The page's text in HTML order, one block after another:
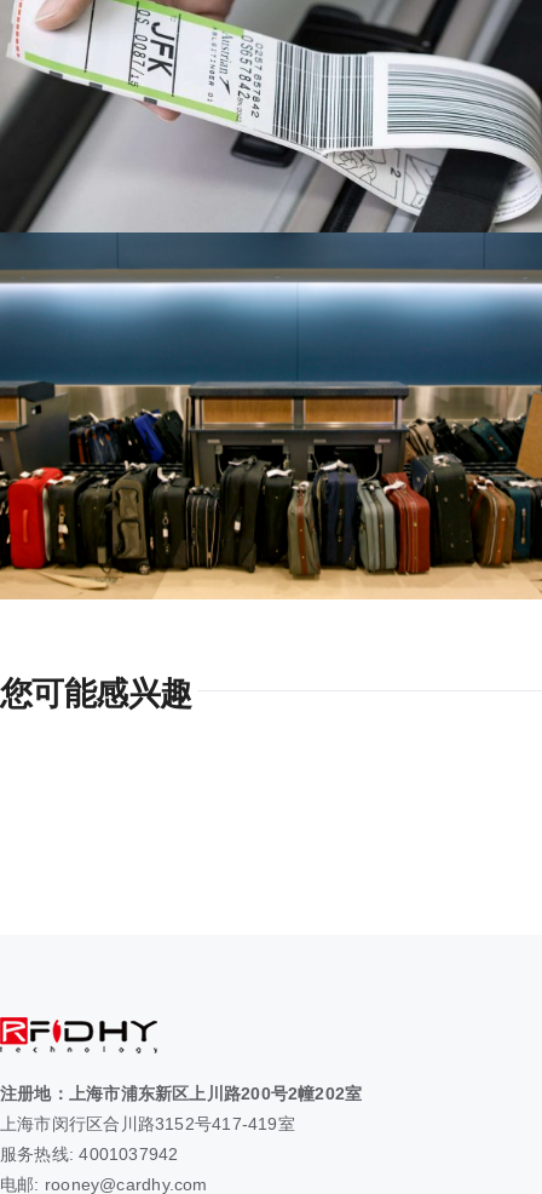
您可能感兴趣
注册地：上海市浦东新区上川路200号2幢202室
上海市闵行区合川路3152号417-419室
服务热线: 4001037942
电邮: rooney@cardhy.com